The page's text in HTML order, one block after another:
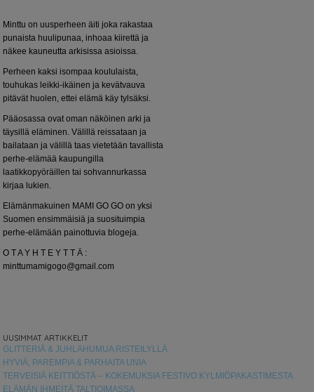
Minttu on uusperheen äiti joka rakastaa
punaista huulipunaa, inhoaa kiirettä ja
näkee kauneutta arkisissa asioissa.
Perheen kaksi isompaa koululaista,
touhukas leikki-ikäinen ja kevätvauva
pitävät huolen, ettei elämä käy tylsäksi.
Pääosassa ovat oman näköinen arki ja
täysillä eläminen. Välillä reissataan ja
bailataan ja välillä taas vietetään tavallista
perhe-elämää kaupungilla
laatikkopyöräillen tai sohvannurkassa
kirjaa lukien.
Elämänmakuinen MAMI GO GO on yksi
Suomen ensimmäisiä ja suosituimpia
perhe-elämään painottuvia blogeja.
O T A Y H T E Y T T Ä :
minttumamigogo@gmail.com
UUSIMMAT ARTIKKELIT
GLITTERIÄ & JUHLAHUMUA RISTEILYLLÄ
HYVIÄ, PAREMPIA & PARHAITA UNIA
TERVEISIÄ KEITTIÖSTÄ – KOKEMUKSIA FESTIVO KYLMIÖPAKASTIMESTA
ELÄMÄN IHMEITÄ TALTIOIMASSA